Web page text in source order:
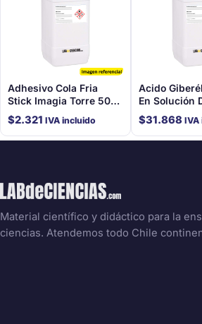
Adhesivo Cola Fria
Stick Imagia Torre 500
Gr
$2.321 IVA incluido
Acido
En Solución
$31.868 IVA
Material científico y didáctico para la
ciencias. Atendemos todo Chile